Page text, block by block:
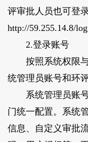
评审批人员也可登
http://59.255.14.8/
2.登录账号
按照系统权限与
统管理员账号和环
系统管理员账号
门统一配置。系统
信息、自定义审批